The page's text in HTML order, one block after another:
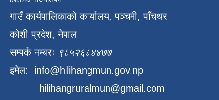
गाउँ कार्यपालिकाको कार्यालय, पञ्चमी, पाँचथर
कोशी प्रदेश, नेपाल
सम्पर्क नम्बरः ९८५२६८४४७७
इमेल: info@hilihangmun.gov.np
hilihangruralmun@gmail.com